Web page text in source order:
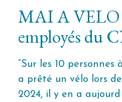
MAI A VELO
employés du
“Sur les 10 personnes
a prêté un vélo lors
2024, il y en a aujourd